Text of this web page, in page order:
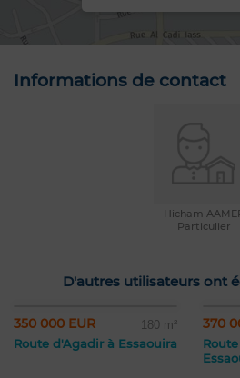
Informations de contact
Hicham
Particulier
D'autres utilisateurs ont
350 000 EUR 180 m²
Route d'Agadir à Essaouira
370